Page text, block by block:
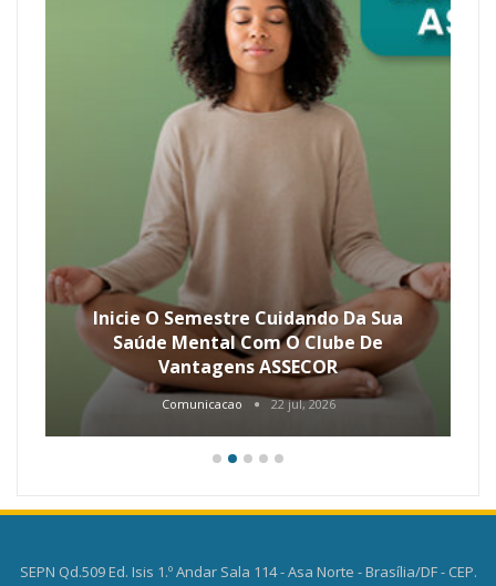
Inicie O Semestre Cuidando Da Sua
Saúde Mental Com O Clube De
Vantagens ASSECOR
Comunicacao 22 jul, 2026
SEPN Qd.509 Ed. Isis 1.º Andar Sala 114 - Asa Norte - Brasília/DF - CEP.